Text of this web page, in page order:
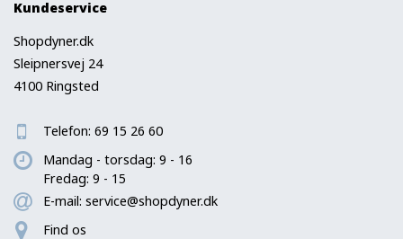
Kundeservice
Shopdyner.dk
Sleipnersvej 24
4100 Ringsted
Telefon: 69 15 26 60
Mandag - torsdag: 9 - 16
Fredag: 9 - 15
E-mail: service@shopdyner.dk
Find os